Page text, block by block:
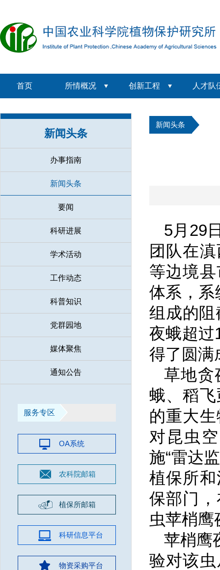
首页 所情概况 创新工程 人才队
新闻头条
办事指南
新闻头条
要闻
科研进展
学术活动
工作动态
科普知识
党群园地
媒体聚焦
通知公告
服务专区
OA系统
农科院邮箱
植保所邮箱
科研信息平台
物资采购平台
新闻头条
5月29
团队在
等边境
体系，系
组成的
夜蛾超过
得了圆满
草地贪
蛾、稻
的重大
对昆虫
施“雷达
植保所
保部门
虫苹梢鹰
苹梢鹰
验对该